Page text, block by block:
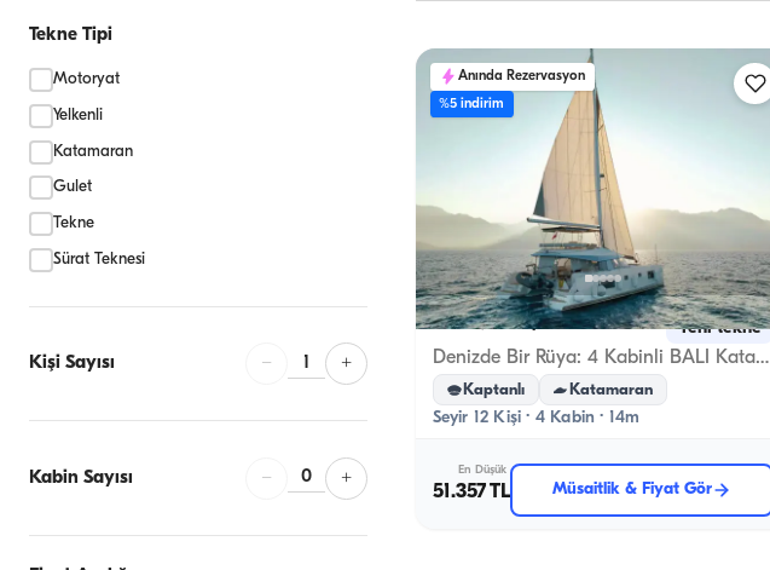
Tekne Tipi
Motoryat
Yelkenli
Katamaran
Gulet
Tekne
Sürat Teknesi
Kişi Sayısı − 1 +
Kabin Sayısı − 0 +
Anında Rezervasyon
%5 indirim
Kemer, Antalya Yeni tekne
Denizde Bir Rüya: 4 Kabinli BALI Katamaran ile Tatilinizi Planlayın!
Kaptanlı Katamaran
Seyir 12 Kişi · 4 Kabin · 14m
En Düşük
51.357 TL Müsaitlik & Fiyat Gör